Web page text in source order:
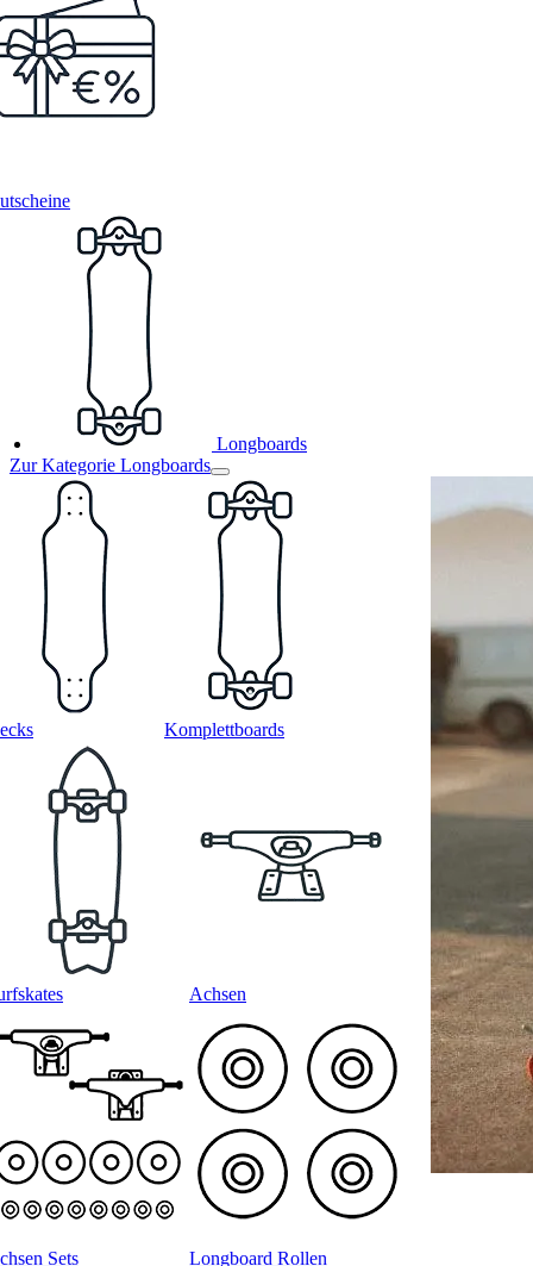
Longboards
Zur Kategorie Longboards
Komplettboards
Achsen
Sets Longboard Rollen